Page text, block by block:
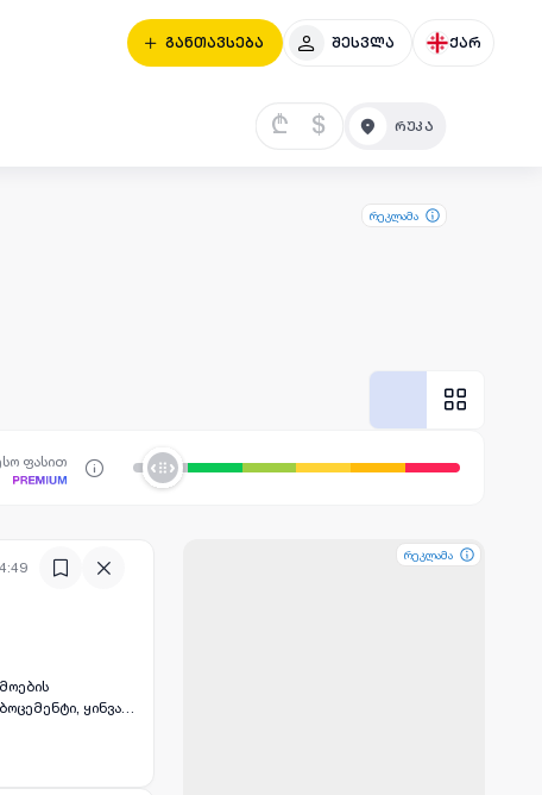
განთავსება შესვლა ქარ
₾ $
რეკლამა
ფასით
ყინვა
არის
რეკლამა
რეკლამა
რეკლამა